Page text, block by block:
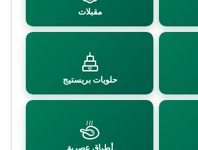
مقبلات
حلويات بريستيج
أطباق عصرية